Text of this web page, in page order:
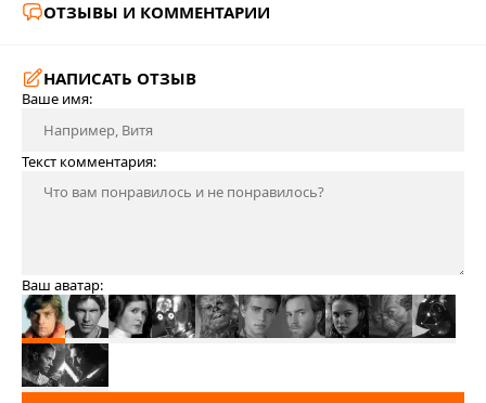
ОТЗЫВЫ И КОММЕНТАРИИ
НАПИСАТЬ ОТЗЫВ
Ваше имя:
Текст комментария:
Ваш аватар: